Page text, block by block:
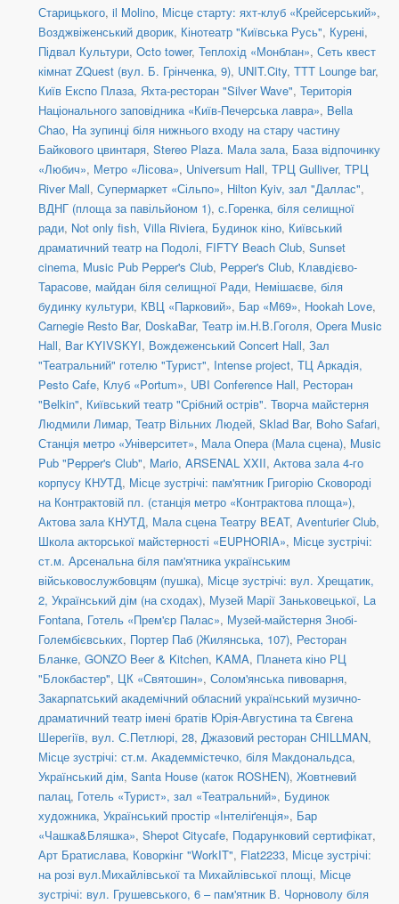
Старицького, il Molino, Місце старту: яхт-клуб «Крейсерський»,
Возджвіженський дворик, Кінотеатр "Київська Русь", Курені,
Підвал Культури, Octo tower, Теплохід «Монблан», Сеть квест
кімнат ZQuest (вул. Б. Грінченка, 9), UNIT.City, TTT Lounge bar,
Київ Експо Плаза, Яхта-ресторан "Silver Wave", Територія
Національного заповідника «Київ-Печерська лавра», Bella
Chao, На зупинці біля нижнього входу на стару частину
Байкового цвинтаря, Stereo Plaza. Мала зала, База відпочинку
«Любич», Метро «Лісова», Universum Hall, ТРЦ Gulliver, ТРЦ
River Mall, Супермаркет «Сільпо», Hilton Kyiv, зал "Даллас",
ВДНГ (площа за павільйоном 1), с.Горенка, біля селищної
ради, Not only fish, Villa Riviera, Будинок кіно, Київський
драматичний театр на Подолі, FIFTY Beach Club, Sunset
cinema, Music Pub Pepper's Club, Pepper's Club, Клавдієво-
Тарасове, майдан біля селищної Ради, Немішаєве, біля
будинку культури, КВЦ «Парковий», Бар «М69», Hookah Love,
Carnegie Resto Bar, DoskaBar, Театр ім.Н.В.Гоголя, Opera Music
Hall, Bar KYIVSKYI, Вождеженський Concert Hall, Зал
"Театральний" готелю "Турист", Intense project, ТЦ Аркадія,
Pesto Cafe, Клуб «Portum», UBI Conference Hall, Ресторан
"Belkin", Київський театр "Срібний острів". Творча майстерня
Людмили Лимар, Театр Вільних Людей, Sklad Bar, Boho Safari,
Станція метро «Університет», Мала Опера (Мала сцена), Music
Pub "Pepper's Club", Mario, ARSENAL XXII, Актова зала 4-го
корпусу КНУТД, Місце зустрічі: пам'ятник Григорію Сковороді
на Контрактовій пл. (станція метро «Контрактова площа»),
Актова зала КНУТД, Мала сцена Театру BEAT, Aventurier Club,
Школа акторської майстерності «EUPHORIA», Місце зустрічі:
ст.м. Арсенальна біля пам'ятника українським
військовослужбовцям (пушка), Місце зустрічі: вул. Хрещатик,
2, Український дім (на сходах), Музей Марії Заньковецької, La
Fontana, Готель «Прем'єр Палас», Музей-майстерня Знобі-
Голембієвських, Портер Паб (Жилянська, 107), Ресторан
Бланке, GONZO Beer & Kitchen, KAMA, Планета кіно РЦ
"Блокбастер", ЦК «Святошин», Солом'янська пивоварня,
Закарпатський академічний обласний український музично-
драматичний театр імені братів Юрія-Августина та Євгена
Шерегіїв, вул. С.Петлюрі, 28, Джазовий ресторан CHILLMAN,
Місце зустрічі: ст.м. Академмістечко, біля Макдональдса,
Український дім, Santa House (каток ROSHEN), Жовтневий
палац, Готель «Турист», зал «Театральний», Будинок
художника, Український простір «Інтеліґенція», Бар
«Чашка&Бляшка», Shepot Citycafe, Подарунковий сертифікат,
Арт Братислава, Коворкінг "WorkIT", Flat2233, Місце зустрічі:
на розі вул.Михайлівської та Михайлівської площі, Місце
зустрічі: вул. Грушевського, 6 – пам'ятник В. Чорноволу біля